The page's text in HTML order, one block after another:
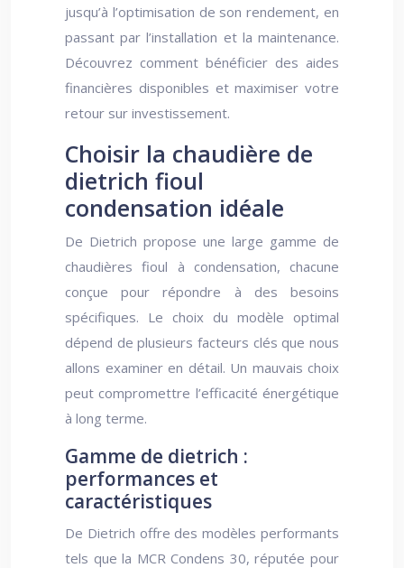
jusqu’à l’optimisation de son rendement, en
passant par l’installation et la maintenance.
Découvrez comment bénéficier des aides
financières disponibles et maximiser votre
retour sur investissement.
Choisir la chaudière de
dietrich fioul
condensation idéale
De Dietrich propose une large gamme de
chaudières fioul à condensation, chacune
conçue pour répondre à des besoins
spécifiques. Le choix du modèle optimal
dépend de plusieurs facteurs clés que nous
allons examiner en détail. Un mauvais choix
peut compromettre l’efficacité énergétique
à long terme.
Gamme de dietrich :
performances et
caractéristiques
De Dietrich offre des modèles performants
tels que la MCR Condens 30, réputée pour